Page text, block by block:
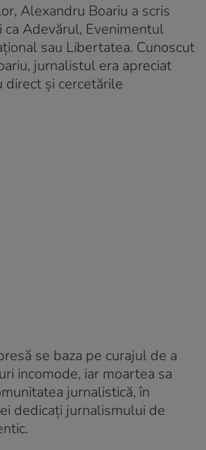
Alexandru Boariu a scris
Adevărul, Evenimentul
sau Libertatea. Cunoscut
jurnalistul era apreciat
și cercetările
se baza pe curajul de a
incomode, iar moartea sa
jurnalistică, în
dedicați jurnalismului de